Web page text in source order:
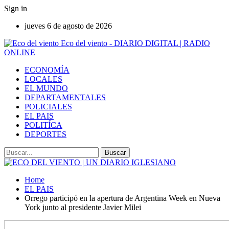
Sign in
jueves 6 de agosto de 2026
Eco del viento - DIARIO DIGITAL | RADIO
ONLINE
ECONOMÍA
LOCALES
EL MUNDO
DEPARTAMENTALES
POLICIALES
EL PAIS
POLITÍCA
DEPORTES
Home
EL PAIS
Orrego participó en la apertura de Argentina Week en Nueva
York junto al presidente Javier Milei